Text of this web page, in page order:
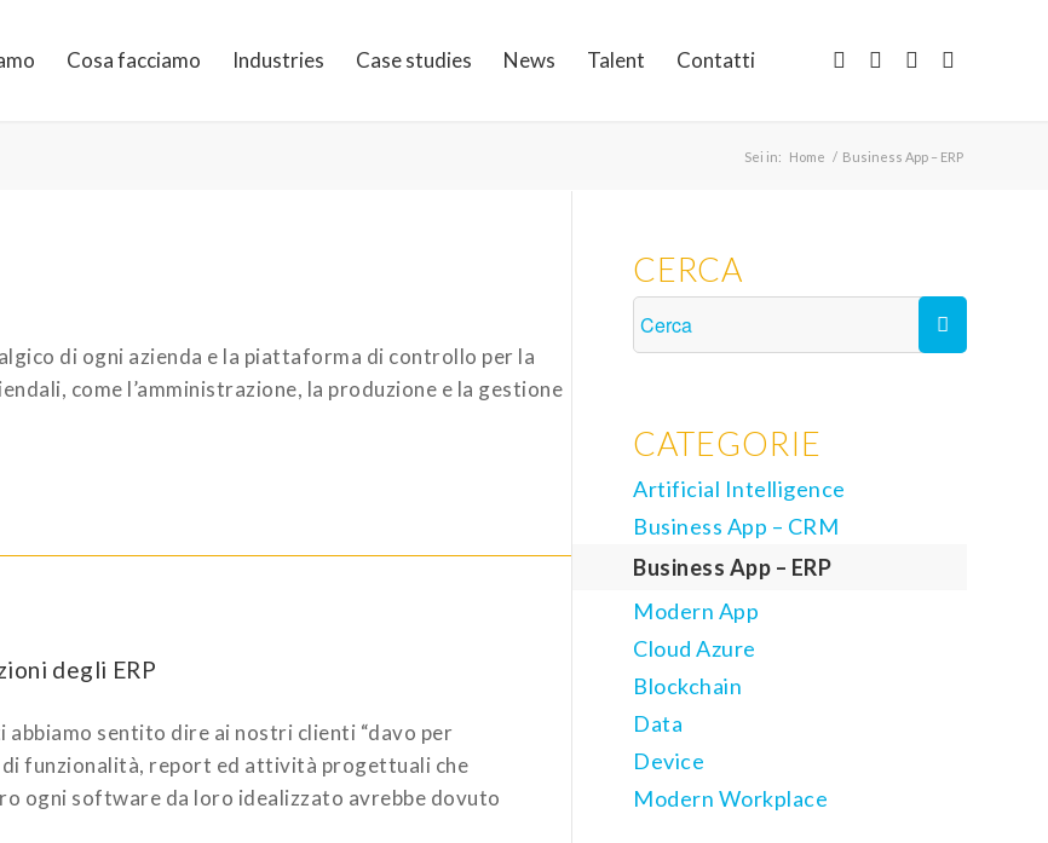
Cosa facciamo Industries Case studies News Talent Contatti
Sei in: Home / Business App – ERP
di ogni azienda e la piattaforma di controllo per la
come l’amministrazione, la produzione e la gestione
degli ERP
sentito dire ai nostri clienti “davo per
di funzionalità, report ed attività progettuali che
ogni software da loro idealizzato avrebbe dovuto
CERCA
CATEGORIE
Artificial Intelligence
Business App – CRM
Business App – ERP
Modern App
Cloud Azure
Blockchain
Data
Device
Modern Workplace